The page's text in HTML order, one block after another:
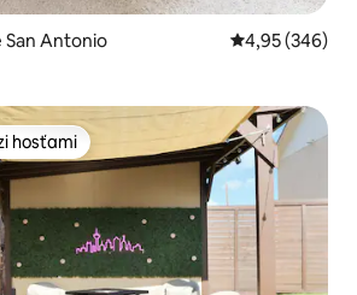
Antonio Priemerné
4,95 (346)
hosťami
hosťami